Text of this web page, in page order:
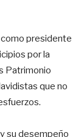
presidente
por la
Patrimonio
que no
su desempeño